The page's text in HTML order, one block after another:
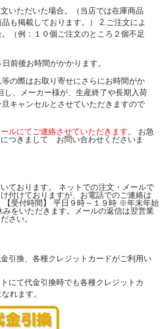
いただいた場合。（当店では在庫商品
も掲載しております。） 2.ご注文によ
（例：１０個ご注文のところ２個不足
前後お時間がかかります。
の際はお取り寄せにさらにお時間がか
し、メーカー様が、生産終了や長期入荷
キャンセルとさせていただきますので
ルにてご連絡させていただきます。 お急
つきまして お問い合わせくださいま
ております。 ネットでの注文・メールで
付けておりますが、お電話でのご連絡は
【受付時間】 平日９時～１９時 ※年末年始
をいただきます。メールの返信は翌営業
さい。
引換、各種クレジットカードがご利用い
にて代金引換時でも各種クレジットカ
れます。